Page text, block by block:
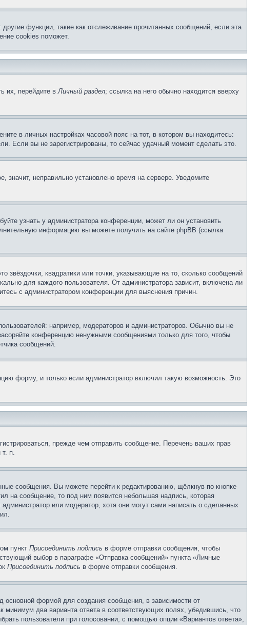
функции, такие как отслеживание прочитанных сообщений, если эта
cookies поможет.
их, перейдите вЛичный раздел; ссылка на него обычно находится вверху
в личных настройках часовой пояс на тот, в котором вы находитесь:
Если вы не зарегистрированы, то сейчас удачный момент сделать это.
значит, неправильно установлено время на сервере. Уведомите
узнать у администратора конференции, может ли он установить
информацию вы можете получить на сайте phpBB (ссылка
звёздочки, квадратики или точки, указывающие на то, сколько сообщений
для каждого пользователя. От администратора зависит, включена ли
с администратором конференции для выяснения причин.
например, модераторов и администраторов. Обычно вы не
конференцию ненужными сообщениями только для того, чтобы
сообщений.
форму, и только если администратор включил такую возможность. Это
прежде чем отправить сообщение. Перечень ваших прав
п.
сообщения. Вы можете перейти к редактированию, щёлкнув по кнопке
на сообщение, то под ним появится небольшая надпись, которая
или модератор, хотя они могут сами написать о сделанных
пункт Присоединить подпись в форме отправки сообщения, чтобы
выбор в параграфе «Отправка сообщений» пункта «Личные
Присоединить подпись в форме отправки сообщения.
основной формой для создания сообщения, в зависимости от
минимум два варианта ответа в соответствующих полях, убедившись, что
пользователи при голосовании, с помощью опции «Вариантов ответа»,